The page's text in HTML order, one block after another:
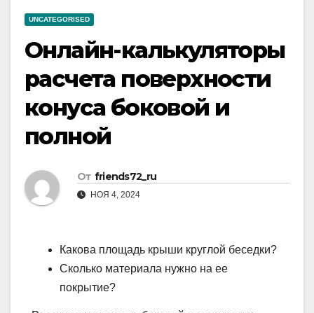
UNCATEGORISED
Онлайн-калькуляторы
расчета поверхности
конуса боковой и
полной
От friends72_ru
НОЯ 4, 2024
Какова площадь крыши круглой беседки?
Сколько материала нужно на ее
покрытие?